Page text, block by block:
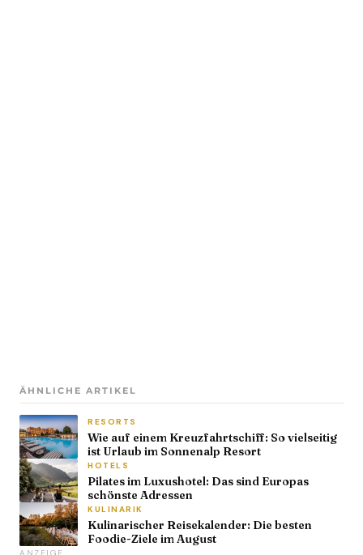
ÄHNLICHE ARTIKEL
RESORTS
Wie auf einem Kreuzfahrtschiff: So vielseitig
ist Urlaub im Sonnenalp Resort
HOTELS
Pilates im Luxushotel: Das sind Europas
schönste Adressen
KULINARIK
Kulinarischer Reisekalender: Die besten
Foodie-Ziele im August
ANZEIGE